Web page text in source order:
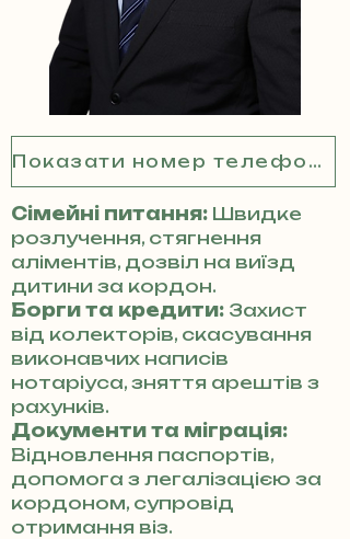
Показати номер телефону
Сімейні питання: Швидке
розлучення, стягнення
аліментів, дозвіл на виїзд
дитини за кордон.
Борги та кредити: Захист
від колекторів, скасування
виконавчих написів
нотаріуса, зняття арештів з
рахунків.
Документи та міграція:
Відновлення паспортів,
допомога з легалізацією за
кордоном, супровід
отримання віз.